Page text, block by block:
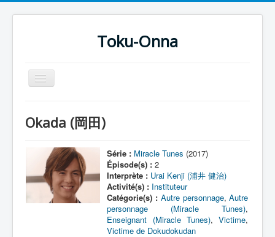
Toku-Onna
Basculer
la
Toku-Actrices
Toku-Critiques
Séries
Films
Okada (岡田)
Série : Miracle Tunes (2017)
Épisode(s) : 2
Interprète : Urai Kenji (浦井 健治)
Activité(s) : Instituteur
Catégorie(s) : Autre personnage,Autre
personnage (Miracle Tunes),
Enseignant (Miracle Tunes),Victime,
Victime de Dokudokudan